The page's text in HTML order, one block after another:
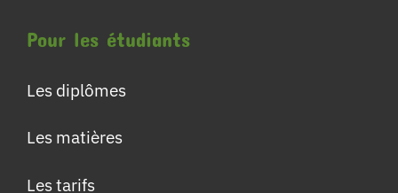
Pour les étudiants
Les diplômes
Les matières
Les tarifs